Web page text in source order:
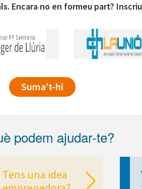
Encara no en formeu part?
Suma’t-hi
podem ajudar-te?
Tens una idea